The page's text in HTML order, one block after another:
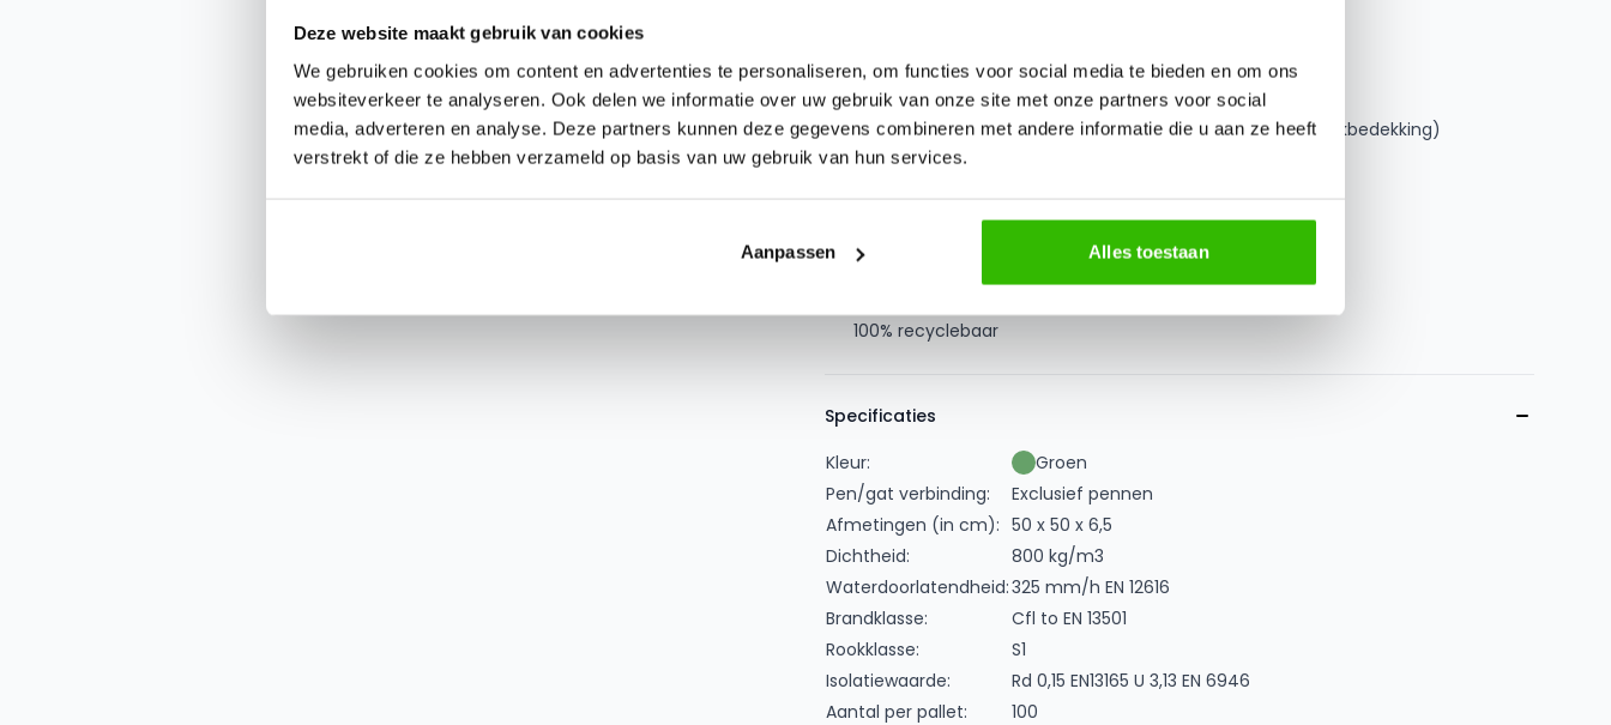
Deze website maakt gebruik van cookies
We gebruiken cookies om content en advertenties te personaliseren, om functies voor social media te bieden en om ons
websiteverkeer te analyseren. Ook delen we informatie over uw gebruik van onze site met onze partners voor social
media, adverteren en analyse. Deze partners kunnen deze gegevens combineren met andere informatie die u aan ze heeft
verstrekt of die ze hebben verzameld op basis van uw gebruik van hun services.
Aanpassen Alles toestaan
kleurechte toplaag
licht van gewicht
direct op dakbedekking te plaatsen (uitgezonderd PVC dakbedekking)
valbrekend
nopstructuur aan de onderzijde voor de afvoer van water
geluiddempend
100% recyclebaar
Extra informatie
Specificaties
Kleur:
Groen
Pen/gat verbinding:
Exclusief pennen
Afmetingen (in cm): 50 x 50 x 6,5
Dichtheid:
800 kg/m3
Waterdoorlatendheid:325 mm/h EN 12616
Brandklasse:
Cfl to EN 13501
Rookklasse:
S1
Isolatiewaarde:
Rd 0,15 EN13165 U 3,13 EN 6946
Aantal per pallet:
100